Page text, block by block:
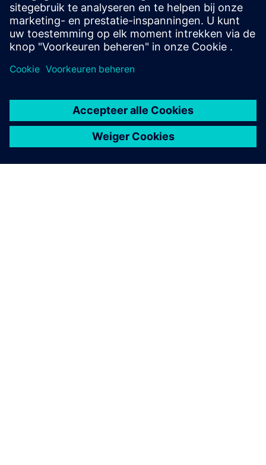
creëert een nieuwe klantoplossing via integratie van het
Siemens Xcelerator-product en eigen product